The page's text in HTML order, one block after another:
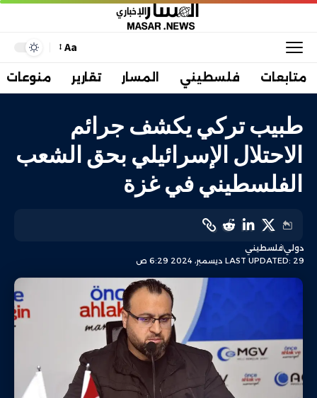
Aa
متابعات فلسطيني المسار تقارير منوعات
طبيب تركي يكشف جرائم
الاحتلال الإسرائيلي بحق الشعب
الفلسطيني في غزة
LAST UPDATED: 29 ديسمبر، 2024 6:29 ص
دوليفلسطيني